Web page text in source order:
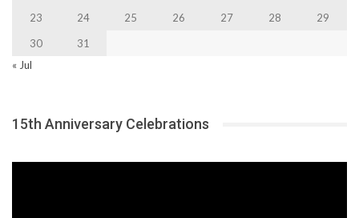
23
24 25 26 27 28
29
30
31
« Jul
15th Anniversary Celebrations